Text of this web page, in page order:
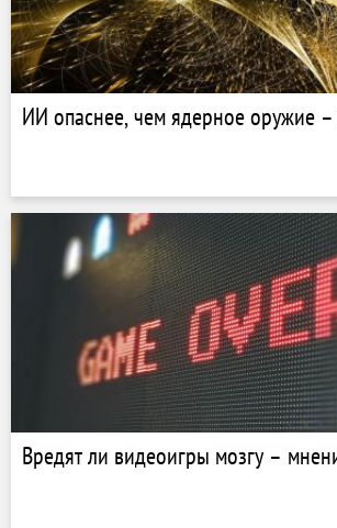
ИИ опаснее, чем ядерное оружие
Вредят ли видеоигры мозгу –